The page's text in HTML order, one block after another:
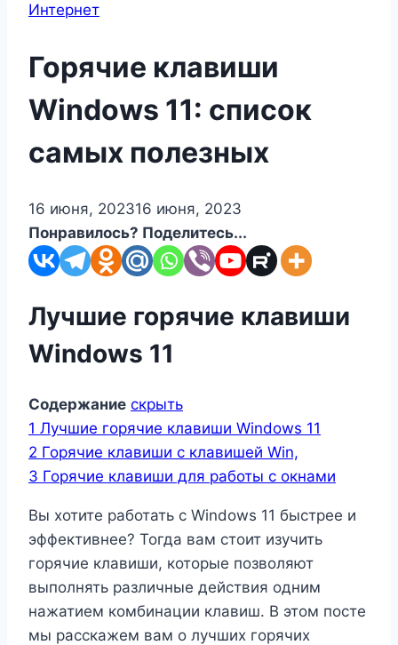
Интернет
Горячие клавиши
Windows 11: список
самых полезных
16 июня, 202316 июня, 2023
Понравилось? Поделитесь...
Лучшие горячие клавиши
Windows 11
Содержание скрыть
1 Лучшие горячие клавиши Windows 11
2 Горячие клавиши с клавишей Win,
3 Горячие клавиши для работы с окнами
Вы хотите работать с Windows 11 быстрее и
эффективнее? Тогда вам стоит изучить
горячие клавиши, которые позволяют
выполнять различные действия одним
нажатием комбинации клавиш. В этом посте
мы расскажем вам о лучших горячих